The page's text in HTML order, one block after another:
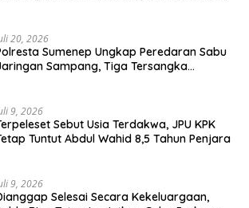
20, 2026
Sumenep Ungkap Peredaran Sabu
Sampang, Tiga Tersangka
9, 2026
Sebut Usia Terdakwa, JPU KPK
Tuntut Abdul Wahid 8,5 Tahun Penjara
9, 2026
Selesai Secara Kekeluargaan,